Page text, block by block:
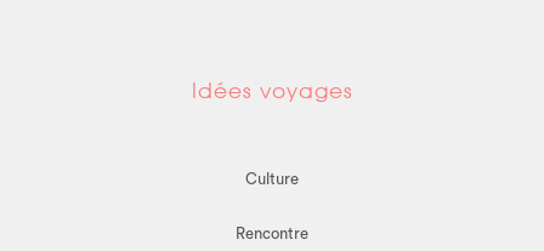
Idées voyages
Culture
Rencontre